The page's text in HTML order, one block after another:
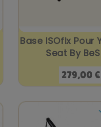
Base ISOfix Pour
Seat By
Prix
279,00 €